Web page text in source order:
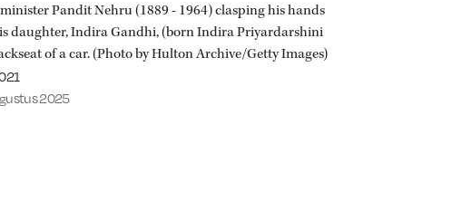
Pandit Nehru (1889 - 1964) clasping his hands
daughter, Indira Gandhi, (born Indira Priyardarshini
of a car. (Photo by Hulton Archive/Getty Images)
2025